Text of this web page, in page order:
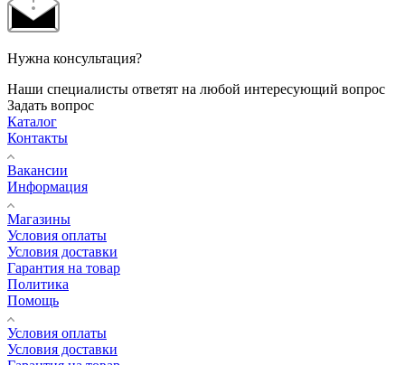
Нужна консультация?
Наши специалисты ответят на любой интересующий вопрос
Задать вопрос
Каталог
Контакты
Вакансии
Информация
Магазины
Условия оплаты
Условия доставки
Гарантия на товар
Политика
Помощь
Условия оплаты
Условия доставки